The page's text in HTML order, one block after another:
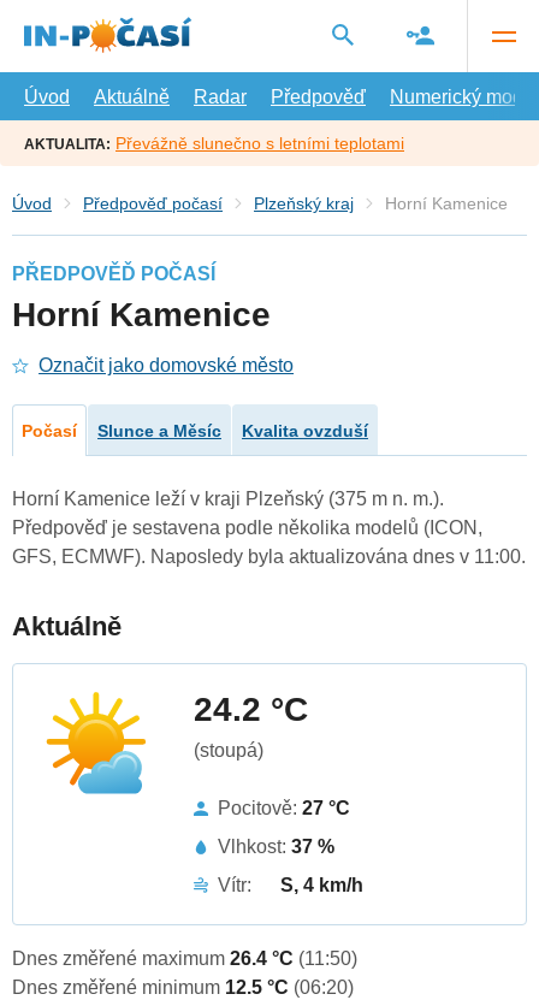
hlavní
Úvod
Aktuálně Radar Předpověď Numerický model
AKTUALITA: Převážně slunečno s letními teplotami
Úvod Předpověď počasí Plzeňský kraj Horní Kamenice
PŘEDPOVĚĎ POČASÍ
Horní Kamenice
Označit jako domovské město
Počasí Slunce a Měsíc Kvalita ovzduší
Horní Kamenice leží v kraji Plzeňský (375 m n. m.).
Předpověď je sestavena podle několika modelů (ICON,
GFS, ECMWF). Naposledy byla aktualizována dnes v 11:00.
Aktuálně
24.2 °C
(stoupá)
Pocitově: 27 °C
Vlhkost: 37 %
Vítr:
S, 4 km/h
Dnes změřené maximum 26.4 °C (11:50)
Dnes změřené minimum 12.5 °C (06:20)